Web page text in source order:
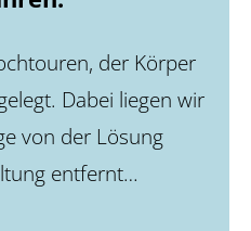
der Körper
Dabei liegen wir
von der Lösung
entfernt…